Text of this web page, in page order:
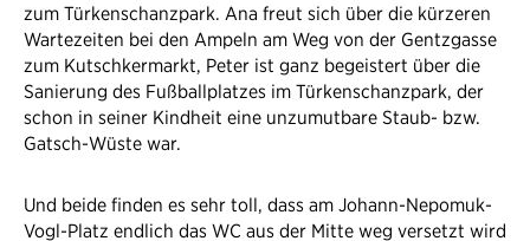
zum Türkenschanzpark. Ana freut sich über die kürzeren
Wartezeiten bei den Ampeln am Weg von der Gentzgasse
zum Kutschkermarkt, Peter ist ganz begeistert über die
Sanierung des Fußballplatzes im Türkenschanzpark, der
schon in seiner Kindheit eine unzumutbare Staub- bzw.
Gatsch-Wüste war.
Und beide finden es sehr toll, dass am Johann-Nepomuk-
Vogl-Platz endlich das WC aus der Mitte weg versetzt wird